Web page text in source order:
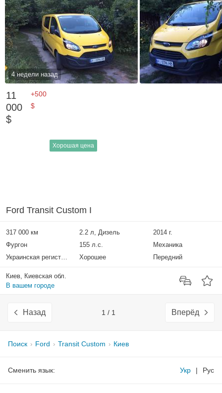
4 недели назад
11
000
$
+500
$
Хорошая цена
Ford Transit Custom I
317 000 км 2.2 л, Дизель
2014 г.
Фургон
155 л.с.
Механика
Украинская регистрация
Хорошее Передний
Киев, Киевская обл.
В вашем городе
Назад 1 / 1 Вперёд
Поиск Ford Transit Custom Киев
Сменить язык: Укр | Рус